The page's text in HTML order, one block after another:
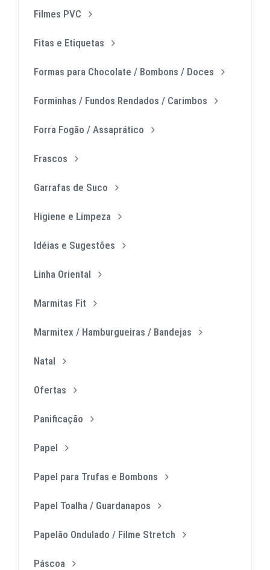
Filmes PVC
Fitas e Etiquetas
Formas para Chocolate / Bombons / Doces
Forminhas / Fundos Rendados / Carimbos
Forra Fogão / Assaprático
Frascos
Garrafas de Suco
Higiene e Limpeza
Idéias e Sugestões
Linha Oriental
Marmitas Fit
Marmitex / Hamburgueiras / Bandejas
Natal
Ofertas
Panificação
Papel
Papel para Trufas e Bombons
Papel Toalha / Guardanapos
Papelão Ondulado / Filme Stretch
Páscoa